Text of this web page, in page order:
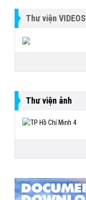
Thư viện VIDEOS
Thư viện ảnh